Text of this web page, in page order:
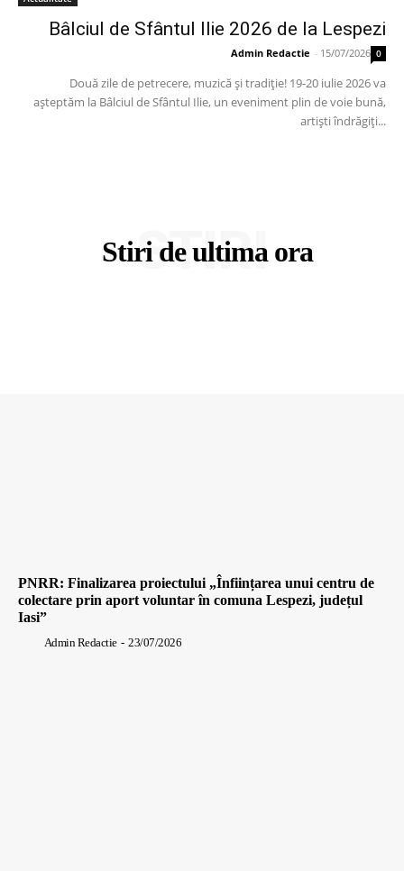
Bâlciul de Sfântul Ilie 2026 de la Lespezi
Admin Redactie - 15/07/2026 0
Două zile de petrecere, muzică și tradiție! 19-20 iulie 2026 va
așteptăm la Bâlciul de Sfântul Ilie, un eveniment plin de voie bună,
artiști îndrăgiți...
Stiri de ultima ora
STIRI
PNRR: Finalizarea proiectului „Înființarea unui centru de
colectare prin aport voluntar în comuna Lespezi, județul
Iasi”
Admin Redactie - 23/07/2026